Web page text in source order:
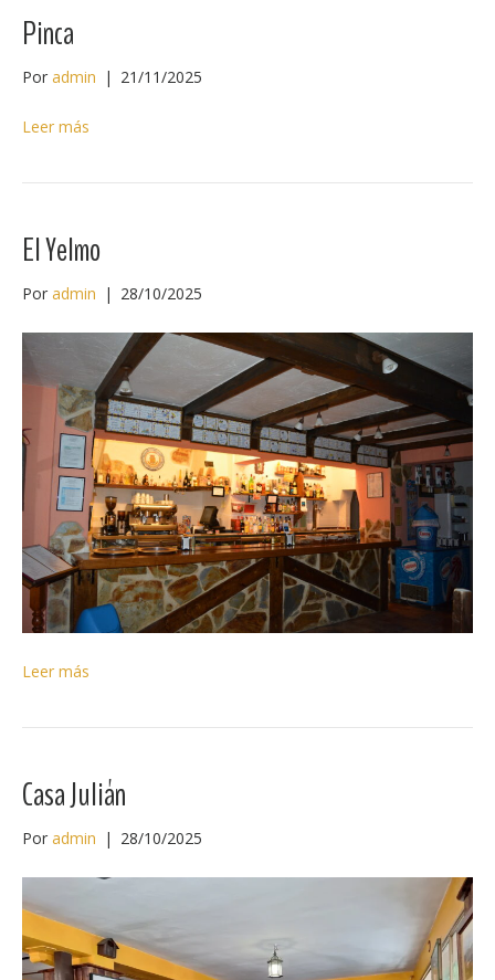
Pinca
Por admin | 21/11/2025
Leer más
El Yelmo
Por admin | 28/10/2025
Leer más
Casa Julián
Por admin | 28/10/2025